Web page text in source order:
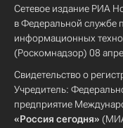
Сетевое издание РИА
в Федеральной службе
информационных
(Роскомнадзор) 08
Свидетельство о
Учредитель:
предприятие
«Россия сегодня»